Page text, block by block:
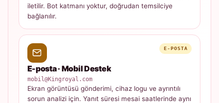
iletilir. Bot katmanı yoktur, doğrudan temsilciye
bağlanılır.
E-POSTA
E-posta · Mobil Destek
mobil@Kingroyal.com
Ekran görüntüsü gönderimi, cihaz logu ve ayrıntılı
sorun analizi için. Yanıt süresi mesai saatlerinde aynı